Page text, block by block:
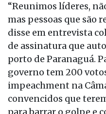
“Reunimos líderes,
mas pessoas que são
disse em entrevista
de assinatura que
porto de Paranaguá.
governo tem 200
impeachment na
convencidos que